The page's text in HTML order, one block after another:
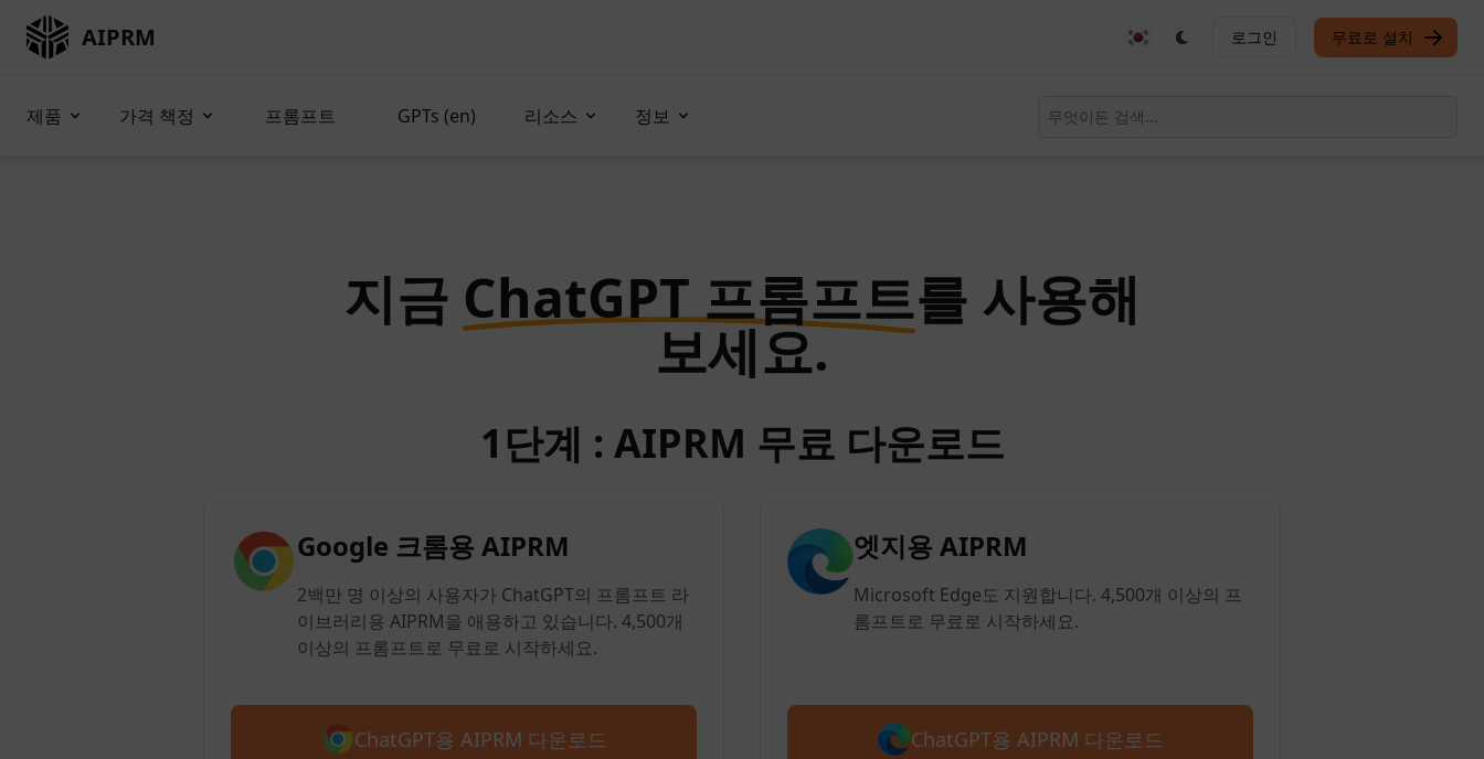
AIPRM 로그인 무료로 설치
제품 가격 책정 프롬프트 GPTs (en) 리소스 정보
지금 ChatGPT 프롬프트를 사용해
보세요.
1단계 : AIPRM 무료 다운로드
Google 크롬용 AIPRM
2백만 명 이상의 사용자가 ChatGPT의 프롬프트 라
이브러리용 AIPRM을 애용하고 있습니다. 4,500개
이상의 프롬프트로 무료로 시작하세요.
ChatGPT용 AIPRM 다운로드
엣지용 AIPRM
Microsoft Edge도 지원합니다. 4,500개 이상의 프
롬프트로 무료로 시작하세요.
ChatGPT용 AIPRM 다운로드